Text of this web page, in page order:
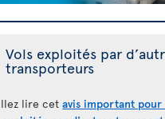
Vols exploités par
transporteurs
lire cetavis important pour